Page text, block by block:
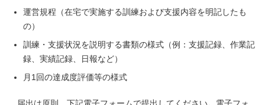
運営規程（在宅で実施する訓練および支援内容を明記したも
の）
訓練・支援状況を説明する書類の様式（例：支援記録、作業記
録、実績記録、日報など）
月1回の達成度評価等の様式